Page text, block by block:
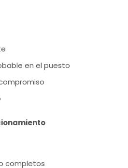
en el puesto
completos